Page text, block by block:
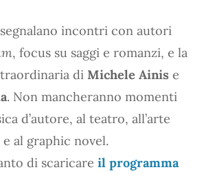
incontri con autori
, focus su saggi e romanzi, e la
di Michele Ainis e
. Non mancheranno momenti
d’autore, al teatro, all’arte
al graphic novel.
di scaricare il programma